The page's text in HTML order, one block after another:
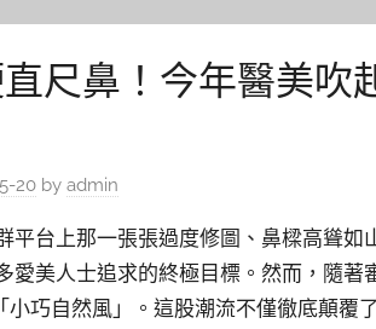
尺鼻！今年醫美吹
20 by admin
平台上那一張張過度修圖、鼻樑高聳
愛美人士追求的終極目標。然而，隨
巧自然風」。這股潮流不僅徹底顛覆